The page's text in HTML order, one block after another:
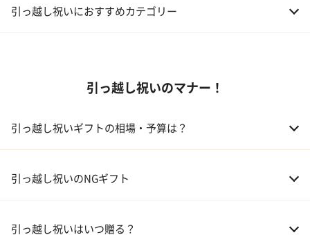
引っ越し祝いにおすすめカテゴリー
03 スイーツ
05 ギフトカタログ
引っ越し祝いのマナー！
引っ越し祝いギフトの相場・予算は？
02 友人、同僚 5,000～10,000円
引っ越し祝いのNGギフト
引っ越し祝いはいつ贈る？